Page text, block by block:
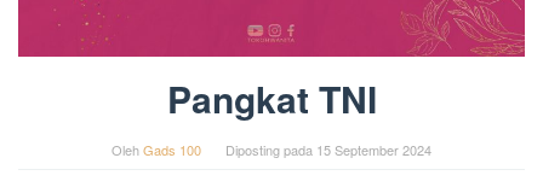
Pangkat TNI
OlehGads 100 Diposting pada 15 September 2024